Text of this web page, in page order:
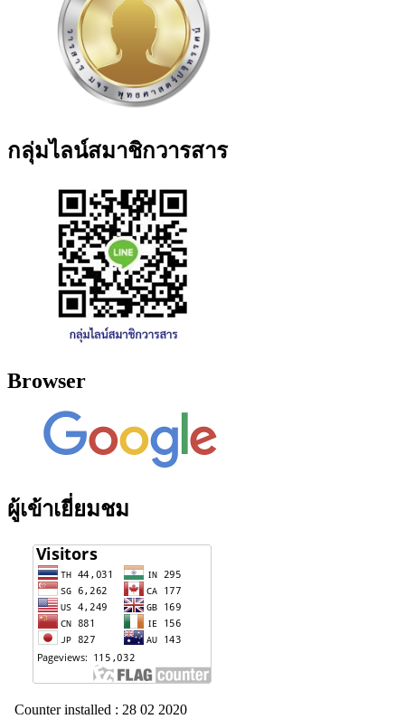
กลุ่มไลน์สมาชิกวารสาร
Browser
ผู้เข้าเยี่ยมชม
Counter installed : 28 02 2020